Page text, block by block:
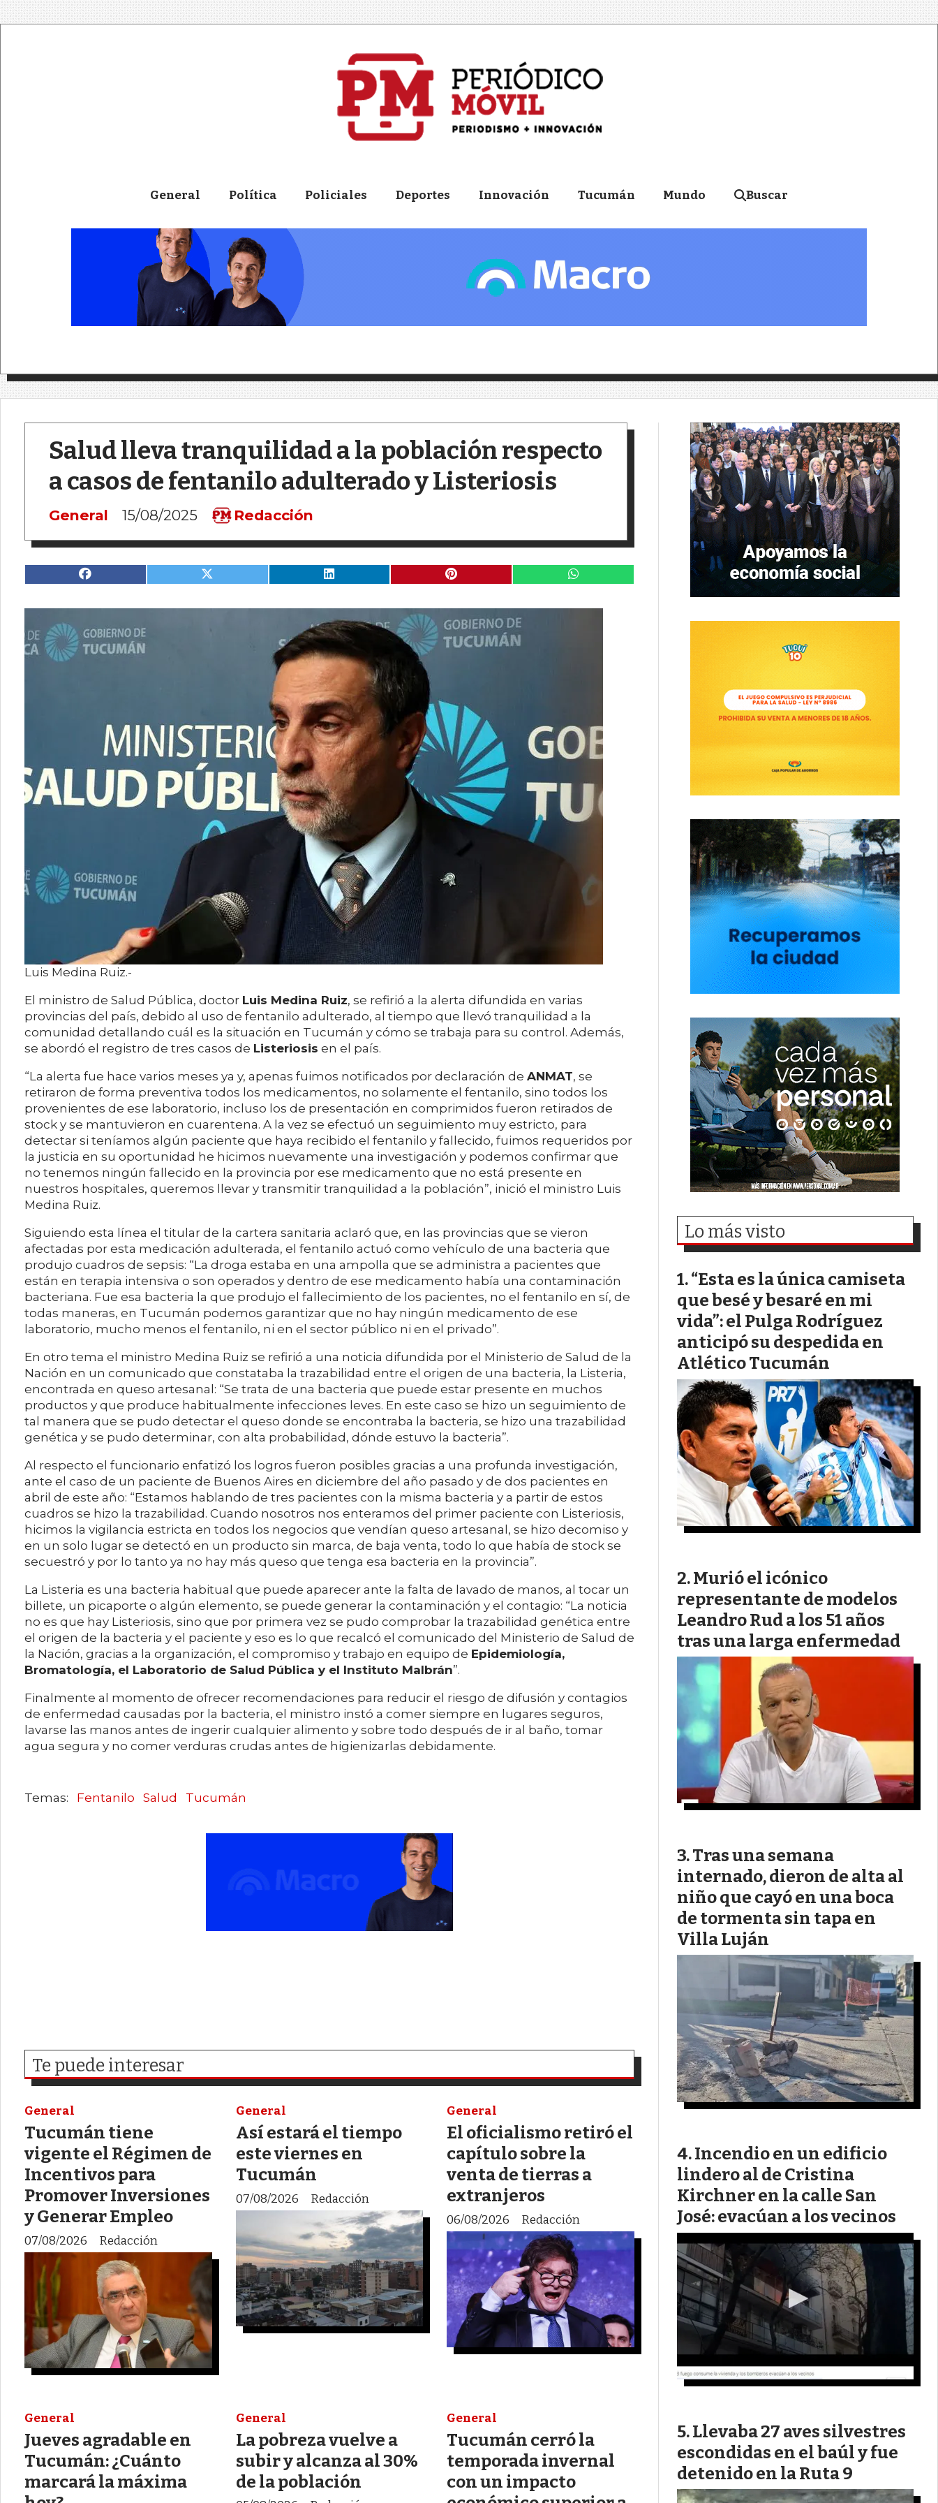
General Política Policiales Deportes Innovación Tucumán Mundo Buscar
Salud lleva tranquilidad a la población respecto
a casos de fentanilo adulterado y Listeriosis
General 15/08/2025 Redacción
Luis Medina Ruiz.-
El ministro de Salud Pública, doctor Luis Medina Ruiz, se refirió a la alerta difundida en varias
provincias del país, debido al uso de fentanilo adulterado, al tiempo que llevó tranquilidad a la
comunidad detallando cuál es la situación en Tucumán y cómo se trabaja para su control. Además,
se abordó el registro de tres casos de Listeriosis en el país.
“La alerta fue hace varios meses ya y, apenas fuimos notificados por declaración de ANMAT, se
retiraron de forma preventiva todos los medicamentos, no solamente el fentanilo, sino todos los
provenientes de ese laboratorio, incluso los de presentación en comprimidos fueron retirados de
stock y se mantuvieron en cuarentena. A la vez se efectuó un seguimiento muy estricto, para
detectar si teníamos algún paciente que haya recibido el fentanilo y fallecido, fuimos requeridos por
la justicia en su oportunidad he hicimos nuevamente una investigación y podemos confirmar que
no tenemos ningún fallecido en la provincia por ese medicamento que no está presente en
nuestros hospitales, queremos llevar y transmitir tranquilidad a la población”, inició el ministro Luis
Medina Ruiz.
Siguiendo esta línea el titular de la cartera sanitaria aclaró que, en las provincias que se vieron
afectadas por esta medicación adulterada, el fentanilo actuó como vehículo de una bacteria que
produjo cuadros de sepsis: “La droga estaba en una ampolla que se administra a pacientes que
están en terapia intensiva o son operados y dentro de ese medicamento había una contaminación
bacteriana. Fue esa bacteria la que produjo el fallecimiento de los pacientes, no el fentanilo en sí, de
todas maneras, en Tucumán podemos garantizar que no hay ningún medicamento de ese
laboratorio, mucho menos el fentanilo, ni en el sector público ni en el privado”.
En otro tema el ministro Medina Ruiz se refirió a una noticia difundida por el Ministerio de Salud de la
Nación en un comunicado que constataba la trazabilidad entre el origen de una bacteria, la Listeria,
encontrada en queso artesanal: “Se trata de una bacteria que puede estar presente en muchos
productos y que produce habitualmente infecciones leves. En este caso se hizo un seguimiento de
tal manera que se pudo detectar el queso donde se encontraba la bacteria, se hizo una trazabilidad
genética y se pudo determinar, con alta probabilidad, dónde estuvo la bacteria”.
Al respecto el funcionario enfatizó los logros fueron posibles gracias a una profunda investigación,
ante el caso de un paciente de Buenos Aires en diciembre del año pasado y de dos pacientes en
abril de este año: “Estamos hablando de tres pacientes con la misma bacteria y a partir de estos
cuadros se hizo la trazabilidad. Cuando nosotros nos enteramos del primer paciente con Listeriosis,
hicimos la vigilancia estricta en todos los negocios que vendían queso artesanal, se hizo decomiso y
en un solo lugar se detectó en un producto sin marca, de baja venta, todo lo que había de stock se
secuestró y por lo tanto ya no hay más queso que tenga esa bacteria en la provincia”.
La Listeria es una bacteria habitual que puede aparecer ante la falta de lavado de manos, al tocar un
billete, un picaporte o algún elemento, se puede generar la contaminación y el contagio: “La noticia
no es que hay Listeriosis, sino que por primera vez se pudo comprobar la trazabilidad genética entre
el origen de la bacteria y el paciente y eso es lo que recalcó el comunicado del Ministerio de Salud de
la Nación, gracias a la organización, el compromiso y trabajo en equipo de Epidemiología,
Bromatología, el Laboratorio de Salud Pública y el Instituto Malbrán”.
Finalmente al momento de ofrecer recomendaciones para reducir el riesgo de difusión y contagios
de enfermedad causadas por la bacteria, el ministro instó a comer siempre en lugares seguros,
lavarse las manos antes de ingerir cualquier alimento y sobre todo después de ir al baño, tomar
agua segura y no comer verduras crudas antes de higienizarlas debidamente.
Fentanilo Salud Tucumán
Te puede interesar
Tucumán tiene
vigente el Régimen de
Incentivos para
Promover Inversiones
y Generar Empleo
Redacción
General
07/08/2026
Así estará el tiempo
este viernes en
Tucumán
Redacción
General
07/08/2026
El oficialismo retiró el
capítulo sobre la
venta de tierras a
extranjeros
Redacción
General
06/08/2026
Jueves agradable en
Tucumán: ¿Cuánto
marcará la máxima
General
La pobreza vuelve a
subir y alcanza al 30%
de la población
General
Tucumán cerró la
temporada invernal
con un impacto
General
Lo más visto
“Esta es la única camiseta
que besé y besaré en mi
vida”: el Pulga Rodríguez
anticipó su despedida en
Atlético Tucumán
Murió el icónico
representante de modelos
Leandro Rud a los 51 años
tras una larga enfermedad
Tras una semana
internado, dieron de alta al
niño que cayó en una boca
de tormenta sin tapa en
Villa Luján
Incendio en un edificio
lindero al de Cristina
Kirchner en la calle San
José: evacúan a los vecinos
Llevaba 27 aves silvestres
escondidas en el baúl y fue
detenido en la Ruta 9